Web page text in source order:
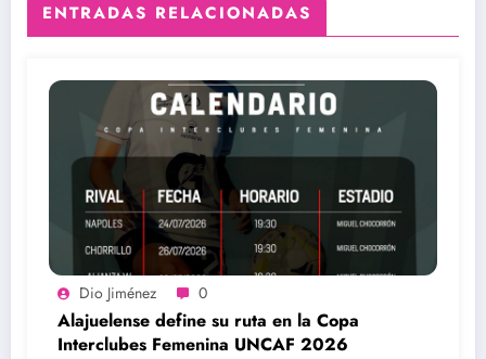
ENTRADAS RELACIONADAS
Dio Jiménez 0
Alajuelense define su ruta en la Copa
Interclubes Femenina UNCAF 2026